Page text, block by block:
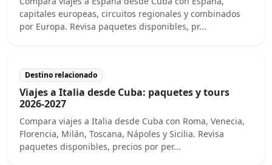
capitales europeas, circuitos regionales y combinados
por Europa. Revisa paquetes disponibles, pr...
Destino relacionado
Viajes a Italia desde Cuba: paquetes y tours
2026-2027
Compara viajes a Italia desde Cuba con Roma, Venecia,
Florencia, Milán, Toscana, Nápoles y Sicilia. Revisa
paquetes disponibles, precios por per...